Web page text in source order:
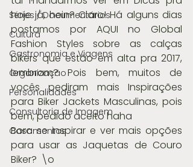
Séries / Documentários
Cultura
Gastronomia e Viagens
Organização
Personalidades
Consultoria de Imagem
Casamentos
hoje já, hein? Claro! Há alguns dias
postamos por AQUI no Global
Fashion Styles sobre as calças
bikers que estão em alta pra 2017,
lembram? Pois bem, muitos de
vocês pediram mais Inspirações
para Biker Jackets Masculinas, pois
bem, pedido aceito haha
Bora se inspirar e ver mais opções
para usar as Jaquetas de Couro
Biker?  \o